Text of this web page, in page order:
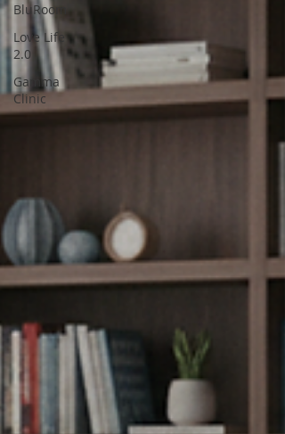
BluRoom
Love Life
2.0
Gamma
Clinic